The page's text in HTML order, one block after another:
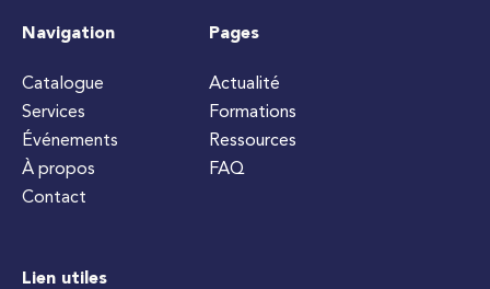
Navigation
Catalogue
Services
Événements
À propos
Contact
Pages
Actualité
Formations
Ressources
FAQ
Lien utiles